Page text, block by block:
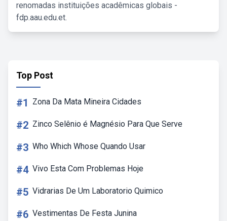
renomadas instituições acadêmicas globais -
fdp.aau.edu.et.
Top Post
#1 Zona Da Mata Mineira Cidades
#2 Zinco Selênio é Magnésio Para Que Serve
#3 Who Which Whose Quando Usar
#4 Vivo Esta Com Problemas Hoje
#5 Vidrarias De Um Laboratorio Quimico
#6 Vestimentas De Festa Junina